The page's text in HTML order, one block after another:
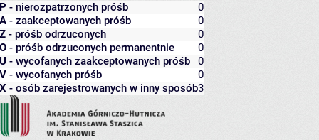
P - nierozpatrzonych próśb
0
A - zaakceptowanych próśb
0
Z - próśb odrzuconych
0
O - próśb odrzuconych permanentnie
0
U - wycofanych zaakceptowanych próśb
0
V - wycofanych próśb
0
X - osób zarejestrowanych w inny sposób3